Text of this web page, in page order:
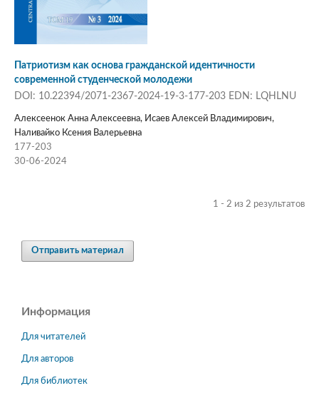
Патриотизм как основа гражданской идентичности
современной студенческой молодежи
DOI: 10.22394/2071-2367-2024-19-3-177-203 EDN: LQHLNU
Алексеенок Анна Алексеевна, Исаев Алексей Владимирович,
Наливайко Ксения Валерьевна
177-203
30-06-2024
1 - 2 из 2 результатов
Отправить материал
Информация
Для читателей
Для авторов
Для библиотек